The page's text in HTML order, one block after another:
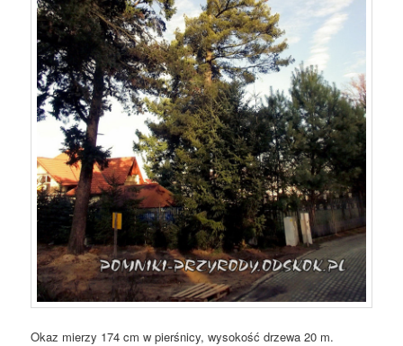
Okaz mierzy 174 cm w pierśnicy, wysokość drzewa 20 m.